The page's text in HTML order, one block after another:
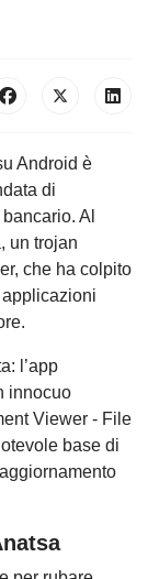
Android è
di
Al
un trojan
che ha colpito
l’app
innocuo
Viewer - File
base di